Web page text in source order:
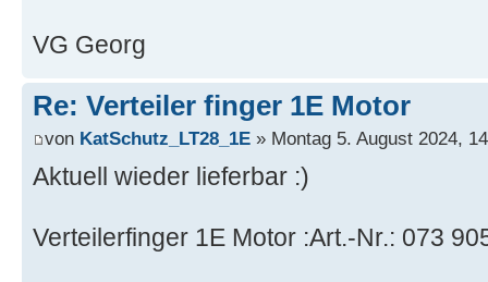
VG Georg
Re: Verteiler finger 1E Motor
von KatSchutz_LT28_1E » Montag 5. August 2024,
Aktuell wieder lieferbar :)
Verteilerfinger 1E Motor :Art.-Nr.: 073